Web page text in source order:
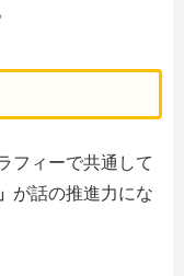
フィーで共通して
が話の推進力にな